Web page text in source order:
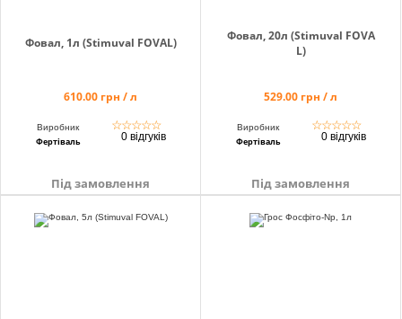
Фовал, 1л (Stimuval FOVAL)
610.00 грн / л
Виробник
Фертіваль
☆☆☆☆☆
0 відгуків
Під замовлення
Фовал, 20л (Stimuval FOVA
L)
529.00 грн / л
Виробник
Фертіваль
☆☆☆☆☆
0 відгуків
Під замовлення